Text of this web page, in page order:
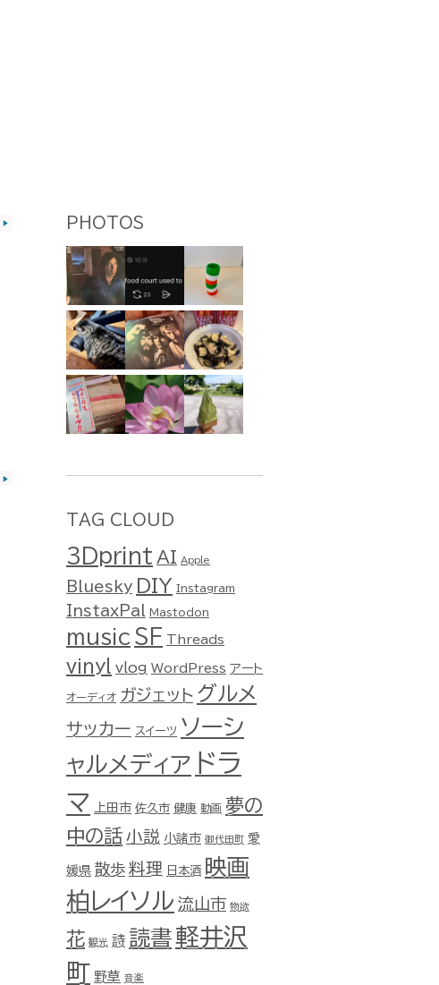
▶
▶
PHOTOS
TAG CLOUD
3Dprint AI Apple
Bluesky DIY Instagram
InstaxPal Mastodon
music SF Threads
vinyl vlog WordPress アート
オーディオ ガジェット グルメ
サッカー スイーツ ソーシ
ャルメディア ドラ
マ
上田市 佐久市 健康 動画 夢の
中の話 小説 小諸市 御代田町 愛
媛県 散歩 料理 日本酒 映画
柏レイソル 流山市 物欲
花 観光 詩 読書軽井沢
町 野草 音楽